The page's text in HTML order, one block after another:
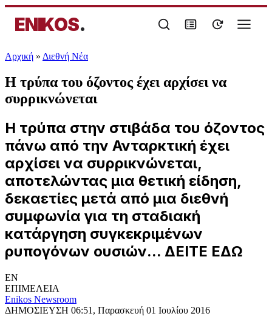
ENIKOS.
Αρχική » Διεθνή Νέα
Η τρύπα του όζοντος έχει αρχίσει να
συρρικνώνεται
Η τρύπα στην στιβάδα του όζοντος
πάνω από την Ανταρκτική έχει
αρχίσει να συρρικνώνεται,
αποτελώντας μια θετική είδηση,
δεκαετίες μετά από μια διεθνή
συμφωνία για τη σταδιακή
κατάργηση συγκεκριμένων
ρυπογόνων ουσιών... ΔΕΙΤΕ ΕΔΩ
EN
ΕΠΙΜΕΛΕΙΑ
Enikos Newsroom
ΔΗΜΟΣΙΕΥΣΗ 06:51, Παρασκευή 01 Ιουλίου 2016